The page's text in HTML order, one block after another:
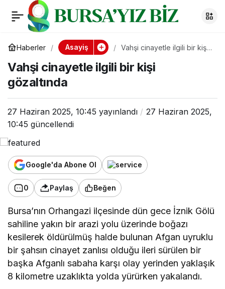
Haberler Asayiş
Vahşi cinayetle ilgili bir kişi
Vahşi cinayetle ilgili bir kişi
gözaltında
27 Haziran 2025, 10:45 yayınlandı
27 Haziran 2025,
10:45 güncellendi
Google'da Abone Ol
0 Paylaş Beğen
Bursa’nın Orhangazi ilçesinde dün gece İznik Gölü
sahiline yakın bir arazi yolu üzerinde boğazı
kesilerek öldürülmüş halde bulunan Afgan uyruklu
bir şahsın cinayet zanlısı olduğu ileri sürülen bir
başka Afganlı sabaha karşı olay yerinden yaklaşık
8 kilometre uzaklıkta yolda yürürken yakalandı.
Vahşi cinayetle ilgili
bir kişi gözaltında